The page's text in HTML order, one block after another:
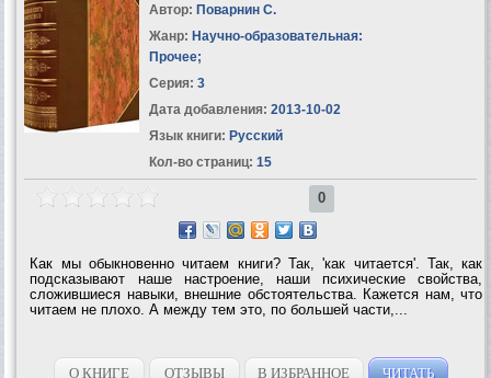
Автор: Поварнин С.
Жанр: Научно-образовательная:
Прочее;
Серия: 3
Дата добавления: 2013-10-02
Язык книги: Русский
Кол-во страниц: 15
0
Как мы обыкновенно читаем книги? Так, 'как читается'. Так, как
подсказывают наше настроение, наши психические свойства,
сложившиеся навыки, внешние обстоятельства. Кажется нам, что
читаем не плохо. А между тем это, по большей части,...
О КНИГЕ ОТЗЫВЫ В ИЗБРАННОЕ ЧИТАТЬ